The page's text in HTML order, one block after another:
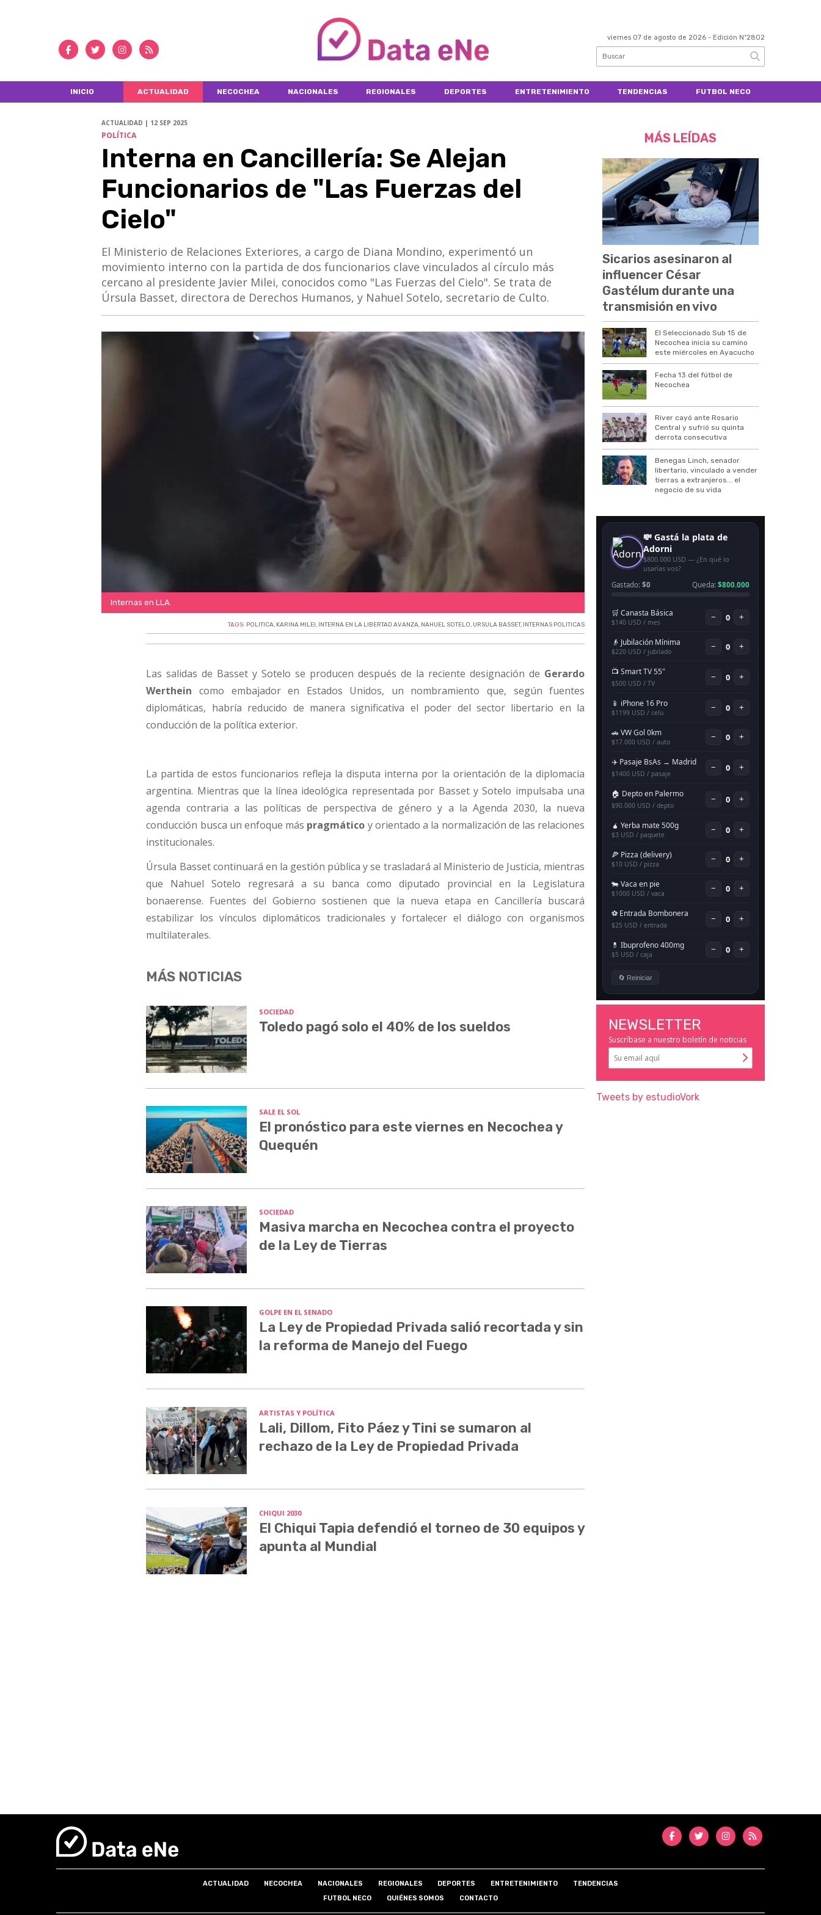
viernes 07 de agosto de 2026 - Edición Nº2802
INICIO ACTUALIDAD NECOCHEA NACIONALES REGIONALES DEPORTES ENTRETENIMIENTO TENDENCIAS FUTBOL NECO
ACTUALIDAD | 12 SEP 2025
POLÍTICA
Interna en Cancillería: Se Alejan
Funcionarios de "Las Fuerzas del
Cielo"
El Ministerio de Relaciones Exteriores, a cargo de Diana Mondino, experimentó un
movimiento interno con la partida de dos funcionarios clave vinculados al círculo más
cercano al presidente Javier Milei, conocidos como "Las Fuerzas del Cielo". Se trata de
Úrsula Basset, directora de Derechos Humanos, y Nahuel Sotelo, secretario de Culto.
Internas en LLA.
TAGS: POLITICA, KARINA MILEI, INTERNA EN LA LIBERTAD AVANZA, NAHUEL SOTELO, URSULA BASSET, INTERNAS POLITICAS
Las salidas de Basset y Sotelo se producen después de la reciente designación de Gerardo
Werthein como embajador en Estados Unidos, un nombramiento que, según fuentes
diplomáticas, habría reducido de manera significativa el poder del sector libertario en la
conducción de la política exterior.
La partida de estos funcionarios refleja la disputa interna por la orientación de la diplomacia
argentina. Mientras que la línea ideológica representada por Basset y Sotelo impulsaba una
agenda contraria a las políticas de perspectiva de género y a la Agenda 2030, la nueva
conducción busca un enfoque más pragmático y orientado a la normalización de las relaciones
institucionales.
Úrsula Basset continuará en la gestión pública y se trasladará al Ministerio de Justicia, mientras
que Nahuel Sotelo regresará a su banca como diputado provincial en la Legislatura
bonaerense. Fuentes del Gobierno sostienen que la nueva etapa en Cancillería buscará
estabilizar los vínculos diplomáticos tradicionales y fortalecer el diálogo con organismos
multilaterales.
MÁS NOTICIAS
SOCIEDAD
Toledo pagó solo el 40% de los sueldos
SALE EL SOL
El pronóstico para este viernes en Necochea y
Quequén
SOCIEDAD
Masiva marcha en Necochea contra el proyecto
de la Ley de Tierras
GOLPE EN EL SENADO
La Ley de Propiedad Privada salió recortada y sin
la reforma de Manejo del Fuego
ARTISTAS Y POLÍTICA
Lali, Dillom, Fito Páez y Tini se sumaron al
rechazo de la Ley de Propiedad Privada
CHIQUI 2030
El Chiqui Tapia defendió el torneo de 30 equipos y
apunta al Mundial
MÁS LEÍDAS
Sicarios asesinaron al
influencer César
Gastélum durante una
transmisión en vivo
El Seleccionado Sub 15 de
Necochea inicia su camino
este miércoles en Ayacucho
Fecha 13 del fútbol de
Necochea
River cayó ante Rosario
Central y sufrió su quinta
derrota consecutiva
Benegas Linch, senador
libertario, vinculado a vender
tierras a extranjeros... el
negocio de su vida
NEWSLETTER
Suscríbase a nuestro boletín de noticias
Tweets by estudioVork
ACTUALIDAD NECOCHEA NACIONALES REGIONALES DEPORTES ENTRETENIMIENTO
TENDENCIAS
FUTBOL NECO
QUIÉNES SOMOS CONTACTO